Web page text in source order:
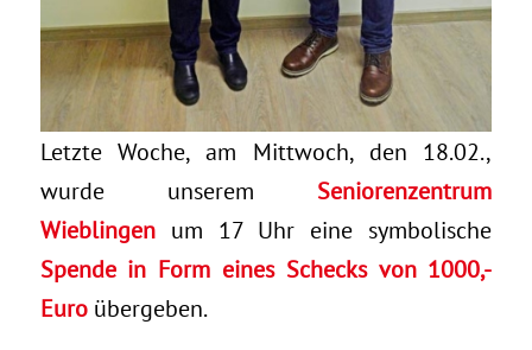
Letzte Woche, am Mittwoch, den 18.02.,
wurde unserem Seniorenzentrum
Wieblingenum 17 Uhr eine symbolische
Spende in Form eines Schecks von 1000,-
Euroübergeben.